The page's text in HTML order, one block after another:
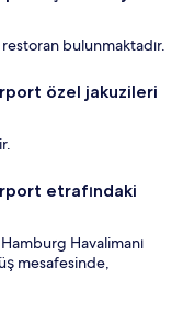
bulunmaktadır.
özel jakuzileri
etrafındaki
Havalimanı
mesafesinde,